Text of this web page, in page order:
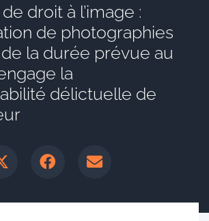
droit à l’image :
de photographies
la durée prévue au
la
délictuelle de